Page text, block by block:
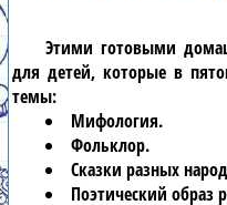
Этими готовыми
для детей, которые в
темы:
Мифология.
Фольклор.
Сказки разных
Поэтический образ